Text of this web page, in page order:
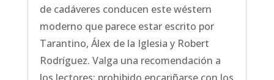
de cadáveres conducen este wéstern
moderno que parece estar escrito por
Tarantino, Álex de la Iglesia y Robert
Rodríguez. Valga una recomendación a